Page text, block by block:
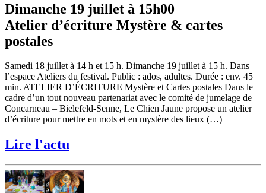
Dimanche 19 juillet à 15h00
Atelier d’écriture Mystère & cartes
postales
Samedi 18 juillet à 14 h et 15 h. Dimanche 19 juillet à 15 h. Dans
l’espace Ateliers du festival. Public : ados, adultes. Durée : env. 45
min. ATELIER D’ÉCRITURE Mystère et Cartes postales Dans le
cadre d’un tout nouveau partenariat avec le comité de jumelage de
Concarneau – Bielefeld-Senne, Le Chien Jaune propose un atelier
d’écriture pour mettre en mots et en mystère des lieux (…)
Lire l'actu